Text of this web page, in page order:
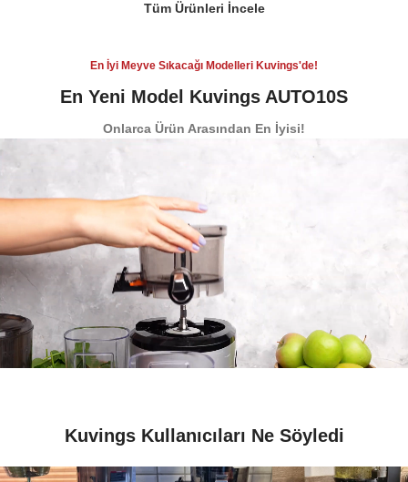
Tüm Ürünleri İncele
En İyi Meyve Sıkacağı Modelleri Kuvings'de!
En Yeni Model Kuvings AUTO10S
Onlarca Ürün Arasından En İyisi!
Kuvings Kullanıcıları Ne Söyledi